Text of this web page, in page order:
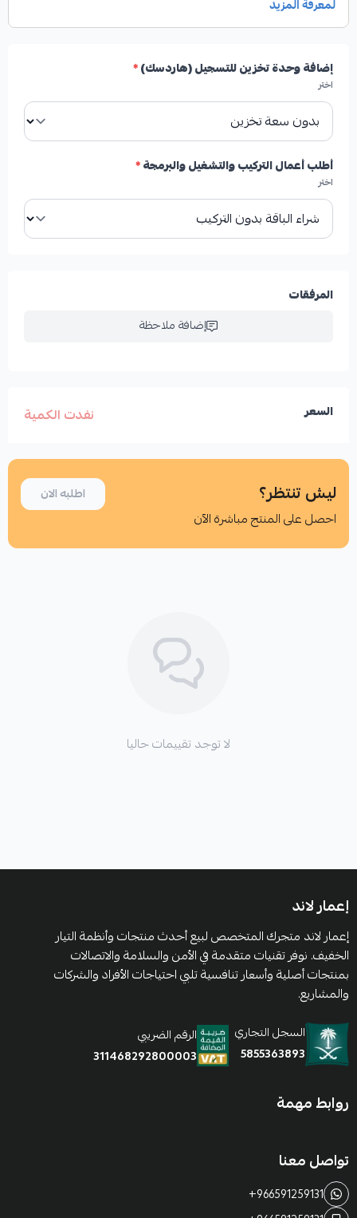
إضافة وحدة تخزين للتسجيل (هاردسك)*
اختر
أطلب أعمال التركيب والتشغيل والبرمجة*
اختر
المرفقات
إضافة ملاحظة
السعر نفدت الكمية
ليش تنتظر؟
احصل على المنتج مباشرة الآن
اطلبه الان
اطلب المنتج
لا توجد تقييمات حاليا
إعمار لاند
إعمار لاند متجرك المتخصص لبيع أحدث منتجات وأنظمة التيار
الخفيف. نوفر تقنيات متقدمة في الأمن والسلامة والاتصالات
بمنتجات أصلية وأسعار تنافسية تلبي احتياجات الأفراد والشركات
والمشاريع.
السجل التجاري
5855363893
الرقم الضريبي
311468292800003
روابط مهمة
تواصل معنا
+966591259131